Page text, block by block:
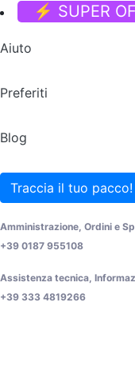
⚡ SUPER
Aiuto
Preferiti
Blog
Traccia il tuo pacco!
Amministrazione, Ordini e
+39 0187 955108
Assistenza tecnica,
+39 333 4819266